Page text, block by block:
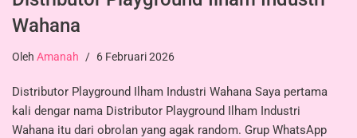
Wahana
Oleh Amanah 6 Februari 2026
Distributor Playground Ilham Industri Wahana Saya pertama
kali dengar nama Distributor Playground Ilham Industri
Wahana itu dari obrolan yang agak random. Grup WhatsApp